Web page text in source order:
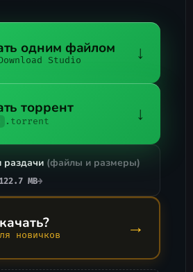
одним файлом
Studio ↓
торрент
.torrent ↓
раздачи (файлы и размеры)
MB→
новичков →